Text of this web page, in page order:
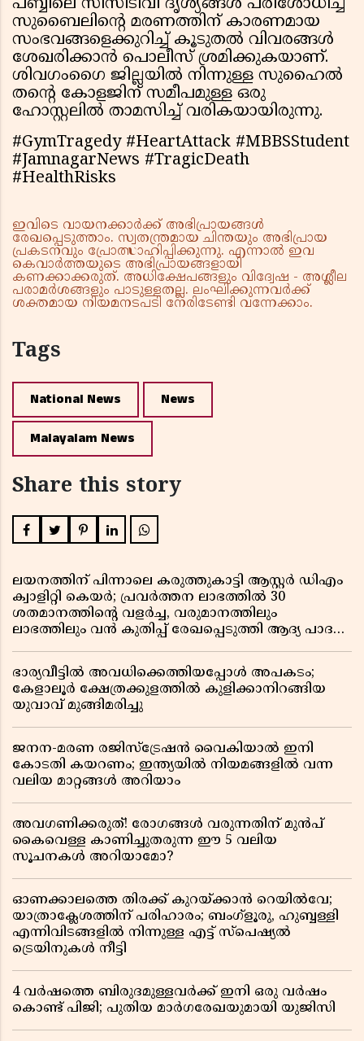
പബ്ബിലെ സിസിടിവി ദൃശ്യങ്ങള്‍ പരിശോധിച്ച്
സുബൈലിന്റെ മരണത്തിന് കാരണമായ
സംഭവങ്ങളെക്കുറിച്ച് കൂടുതല്‍ വിവരങ്ങള്‍
ശേഖരിക്കാന്‍ പൊലീസ് ശ്രമിക്കുകയാണ്.
ശിവഗംഗൈ ജില്ലയില്‍ നിന്നുള്ള സുഹൈല്‍
തന്റെ കോളജിന് സമീപമുള്ള ഒരു
ഹോസ്റ്റലില്‍ താമസിച്ച് വരികയായിരുന്നു.
#GymTragedy #HeartAttack #MBBSStudent
#JamnagarNews #TragicDeath
#HealthRisks
ഇവിടെ വായനക്കാർക്ക് അഭിപ്രായങ്ങൾ
രേഖപ്പെടുത്താം. സ്വതന്ത്രമായ ചിന്തയും അഭിപ്രായ
പ്രകടനവും പ്രോത്സാഹിപ്പിക്കുന്നു. എന്നാൽ ഇവ
കെവാർത്തയുടെ അഭിപ്രായങ്ങളായി
കണക്കാക്കരുത്. അധിക്ഷേപങ്ങളും വിദ്വേഷ - അശ്ലീല
പരാമർശങ്ങളും പാടുള്ളതല്ല. ലംഘിക്കുന്നവർക്ക്
ശക്തമായ നിയമനടപടി നേരിടേണ്ടി വന്നേക്കാം.
Tags
National News News
Malayalam News
Share this story
ലയനത്തിന് പിന്നാലെ കരുത്തുകാട്ടി ആസ്റ്റർ ഡിഎം
ക്വാളിറ്റി കെയർ; പ്രവർത്തന ലാഭത്തിൽ 30
ശതമാനത്തിൻ്റെ വളർച്ച, വരുമാനത്തിലും
ലാഭത്തിലും വൻ കുതിപ്പ് രേഖപ്പെടുത്തി ആദ്യ പാദ
ഭാര്യവീട്ടിൽ അവധിക്കെത്തിയപ്പോൾ അപകടം;
കേളാലൂർ ക്ഷേത്രക്കുളത്തിൽ കുളിക്കാനിറങ്ങിയ
യുവാവ് മുങ്ങിമരിച്ചു
ജനന-മരണ രജിസ്ട്രേഷൻ വൈകിയാൽ ഇനി
കോടതി കയറണം; ഇന്ത്യയിൽ നിയമങ്ങളിൽ വന്ന
വലിയ മാറ്റങ്ങൾ അറിയാം
അവഗണിക്കരുത്! രോഗങ്ങൾ വരുന്നതിന് മുൻപ്
കൈവെള്ള കാണിച്ചുതരുന്ന ഈ 5 വലിയ
സൂചനകൾ അറിയാമോ?
ഓണക്കാലത്തെ തിരക്ക് കുറയ്ക്കാൻ റെയിൽവേ;
യാത്രാക്ലേശത്തിന് പരിഹാരം; ബംഗ്ളൂരു, ഹുബ്ബള്ളി
എന്നിവിടങ്ങളിൽ നിന്നുള്ള എട്ട് സ്പെഷ്യൽ
ട്രെയിനുകൾ നീട്ടി
4 വർഷത്തെ ബിരുദമുള്ളവർക്ക് ഇനി ഒരു വർഷം
കൊണ്ട് പിജി; പുതിയ മാർഗരേഖയുമായി യുജിസി